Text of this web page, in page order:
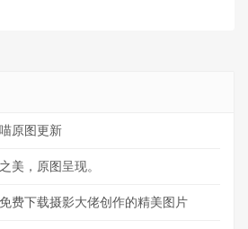
原图更新
美，原图呈现。
费下载摄影大佬创作的精美图片